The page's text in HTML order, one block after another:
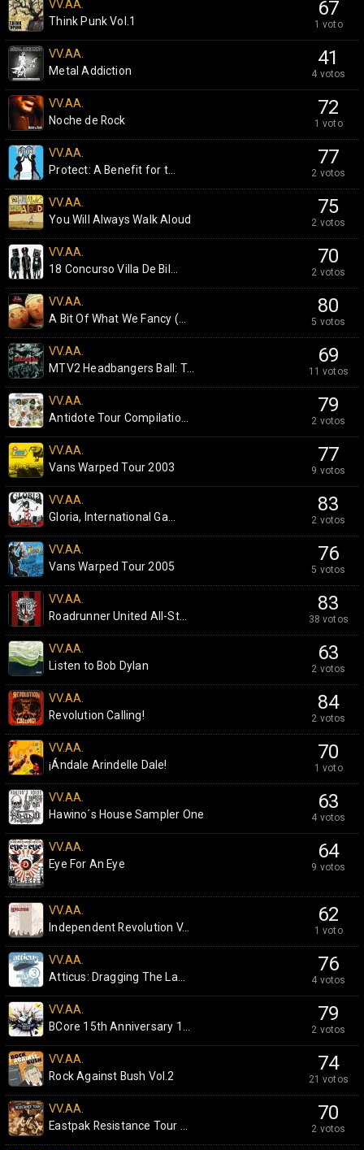
67
1 voto
VV.AA.
Think Punk Vol.1
41
4 votos
VV.AA.
Metal Addiction
72
1 voto
VV.AA.
Noche de Rock
77
2 votos
VV.AA.
Protect: A Benefit for t...
75
2 votos
VV.AA.
You Will Always Walk Aloud
70
2 votos
VV.AA.
18 Concurso Villa De Bil...
80
5 votos
VV.AA.
A Bit Of What We Fancy (...
69
11 votos
VV.AA.
MTV2 Headbangers Ball: T...
79
2 votos
VV.AA.
Antidote Tour Compilatio...
77
9 votos
VV.AA.
Vans Warped Tour 2003
83
2 votos
VV.AA.
Gloria, International Ga...
76
5 votos
VV.AA.
Vans Warped Tour 2005
83
38 votos
VV.AA.
Roadrunner United All-St...
63
2 votos
VV.AA.
Listen to Bob Dylan
84
2 votos
VV.AA.
Revolution Calling!
70
1 voto
VV.AA.
¡Ándale Arindelle Dale!
63
4 votos
VV.AA.
Hawino´s House Sampler One
64
9 votos
VV.AA.
Eye For An Eye
62
1 voto
VV.AA.
Independent Revolution V...
76
4 votos
VV.AA.
Atticus: Dragging The La...
79
2 votos
VV.AA.
BCore 15th Anniversary 1...
74
21 votos
VV.AA.
Rock Against Bush Vol.2
70
2 votos
VV.AA.
Eastpak Resistance Tour ...